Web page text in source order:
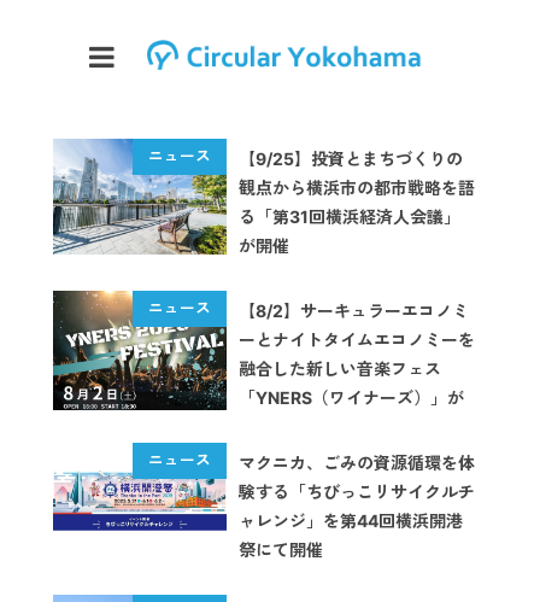
【9/25】投資とまちづくりの
観点から横浜市の都市戦略を語
る「第31回横浜経済人会議」
が開催
【8/2】サーキュラーエコノミ
ーとナイトタイムエコノミーを
融合した新しい音楽フェス
「YNERS（ワイナーズ）」が
マクニカ、ごみの資源循環を体
験する「ちびっこリサイクルチ
ャレンジ」を第44回横浜開港
祭にて開催